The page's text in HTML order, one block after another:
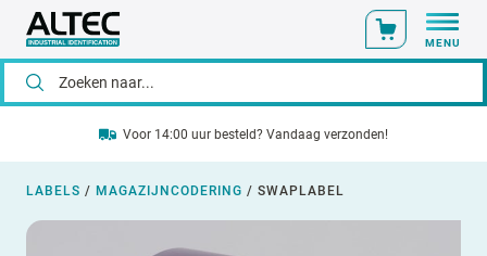
MENU
Voor 14:00 uur besteld? Vandaag verzonden!
LABELS / MAGAZIJNCODERING / SWAPLABEL